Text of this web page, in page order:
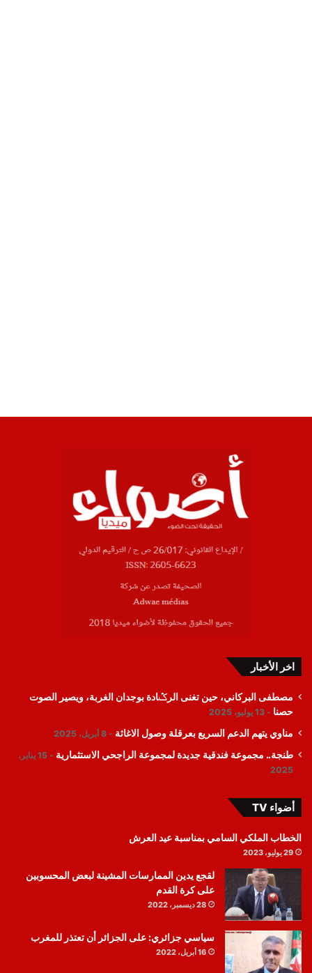
اخر الأخبار
مصطفى البركاني، حين تغنى الرݣادة بوجدان الغربة، ويصير الصوت
حصنا
13 يوليو، 2025
مناوي يتهم الدعم السريع بعرقلة وصول الاغاثة 8 أبريل، 2025
طنجة.. مجموعة فندقية جديدة لمجموعة الراجحي الاستثمارية
15 يناير،
2025
أضواء TV
الخطاب الملكي السامي بمناسبة عيد العرش
29 يوليو، 2023
لقجع يدين الممارسات المشينة لبعض المحسوبين
على كرة القدم
28 ديسمبر، 2022
سياسي جزائري: على الجزائر أن تعتذر للمغرب
16 أبريل، 2022